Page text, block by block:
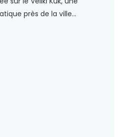
près de la ville...